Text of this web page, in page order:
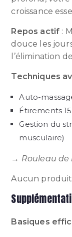
croissance
Repos actif :
douce les
l’élimination
Techniques
Auto-
Étirements
Gestion du
musculaire)
→ Rouleau de
Aucun
Basiques